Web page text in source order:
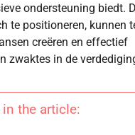
ondersteuning biedt.
te positioneren, kunnen
creëren en effectief
zwaktes in de
the article: